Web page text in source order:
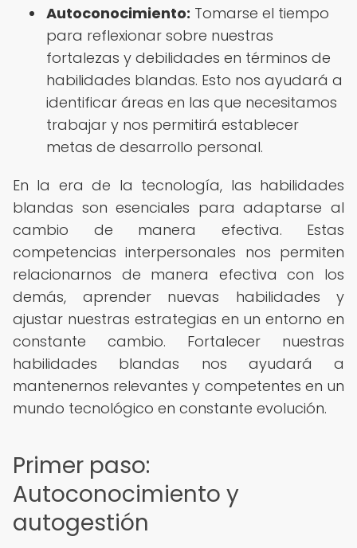
Autoconocimiento: Tomarse el tiempo
para reflexionar sobre nuestras
fortalezas y debilidades en términos de
habilidades blandas. Esto nos ayudará a
identificar áreas en las que necesitamos
trabajar y nos permitirá establecer
metas de desarrollo personal.
En la era de la tecnología, las habilidades
blandas son esenciales para adaptarse al
cambio de manera efectiva. Estas
competencias interpersonales nos permiten
relacionarnos de manera efectiva con los
demás, aprender nuevas habilidades y
ajustar nuestras estrategias en un entorno en
constante cambio. Fortalecer nuestras
habilidades blandas nos ayudará a
mantenernos relevantes y competentes en un
mundo tecnológico en constante evolución.
Primer paso:
Autoconocimiento y
autogestión